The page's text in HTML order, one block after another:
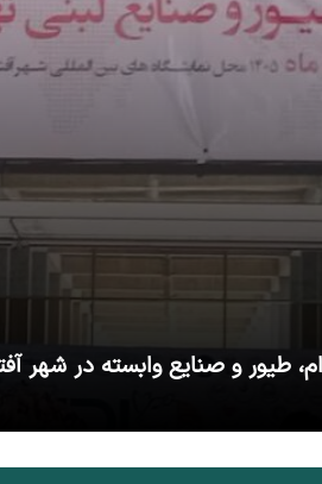
طیور و صنایع وابسته در شهر